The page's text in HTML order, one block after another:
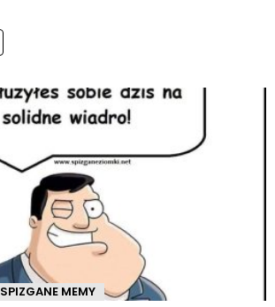
SPIZGANE MEMY